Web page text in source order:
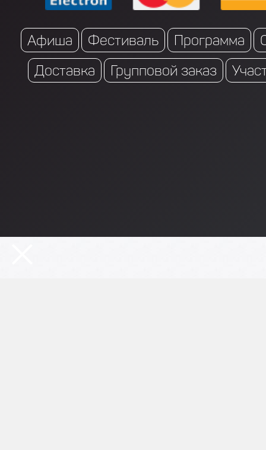
Афиша Фестиваль Программа
Доставка
Групповой заказ